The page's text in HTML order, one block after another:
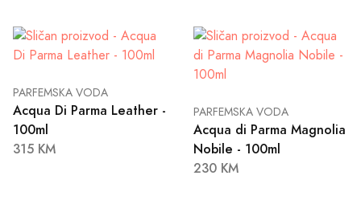
PARFEMSKA VODA
Acqua Di Parma Leather -
100ml
315 KM
PARFEMSKA VODA
Acqua di Parma Magnolia
Nobile - 100ml
230 KM